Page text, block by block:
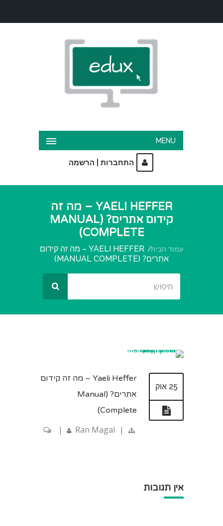
MENU
התחברות הרשמה
YAELI HEFFER – מה זה
קידום אתרים? (MANUAL
COMPLETE)
עמוד הבית
YAELI HEFFER – מה זה קידום
אתרים? (MANUAL COMPLETE)
25 אוק
Yaeli Heffer – מה זה קידום
אתרים? (Manual
Complete)
Ran Magal |
|
אין תגובות